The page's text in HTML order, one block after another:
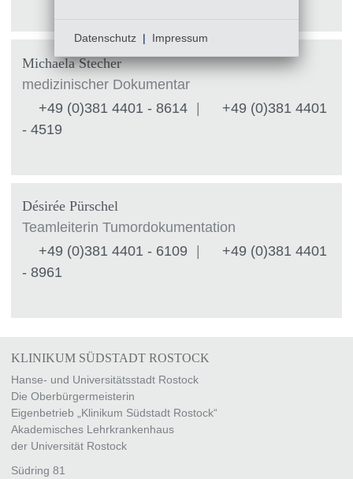
Michaela Stecher
medizinischer Dokumentar
+49 (0)381 4401 - 8614 |
+49 (0)381 4401
- 4519
Désirée Pürschel
Teamleiterin Tumordokumentation
+49 (0)381 4401 - 6109
+49 (0)381 4401
- 8961
KLINIKUM SÜDSTADT ROSTOCK
Hanse- und Universitätsstadt Rostock
Die Oberbürgermeisterin
Eigenbetrieb „Klinikum Südstadt Rostock“
Akademisches Lehrkrankenhaus
der Universität Rostock
Südring 81
Datenschutz | Impressum